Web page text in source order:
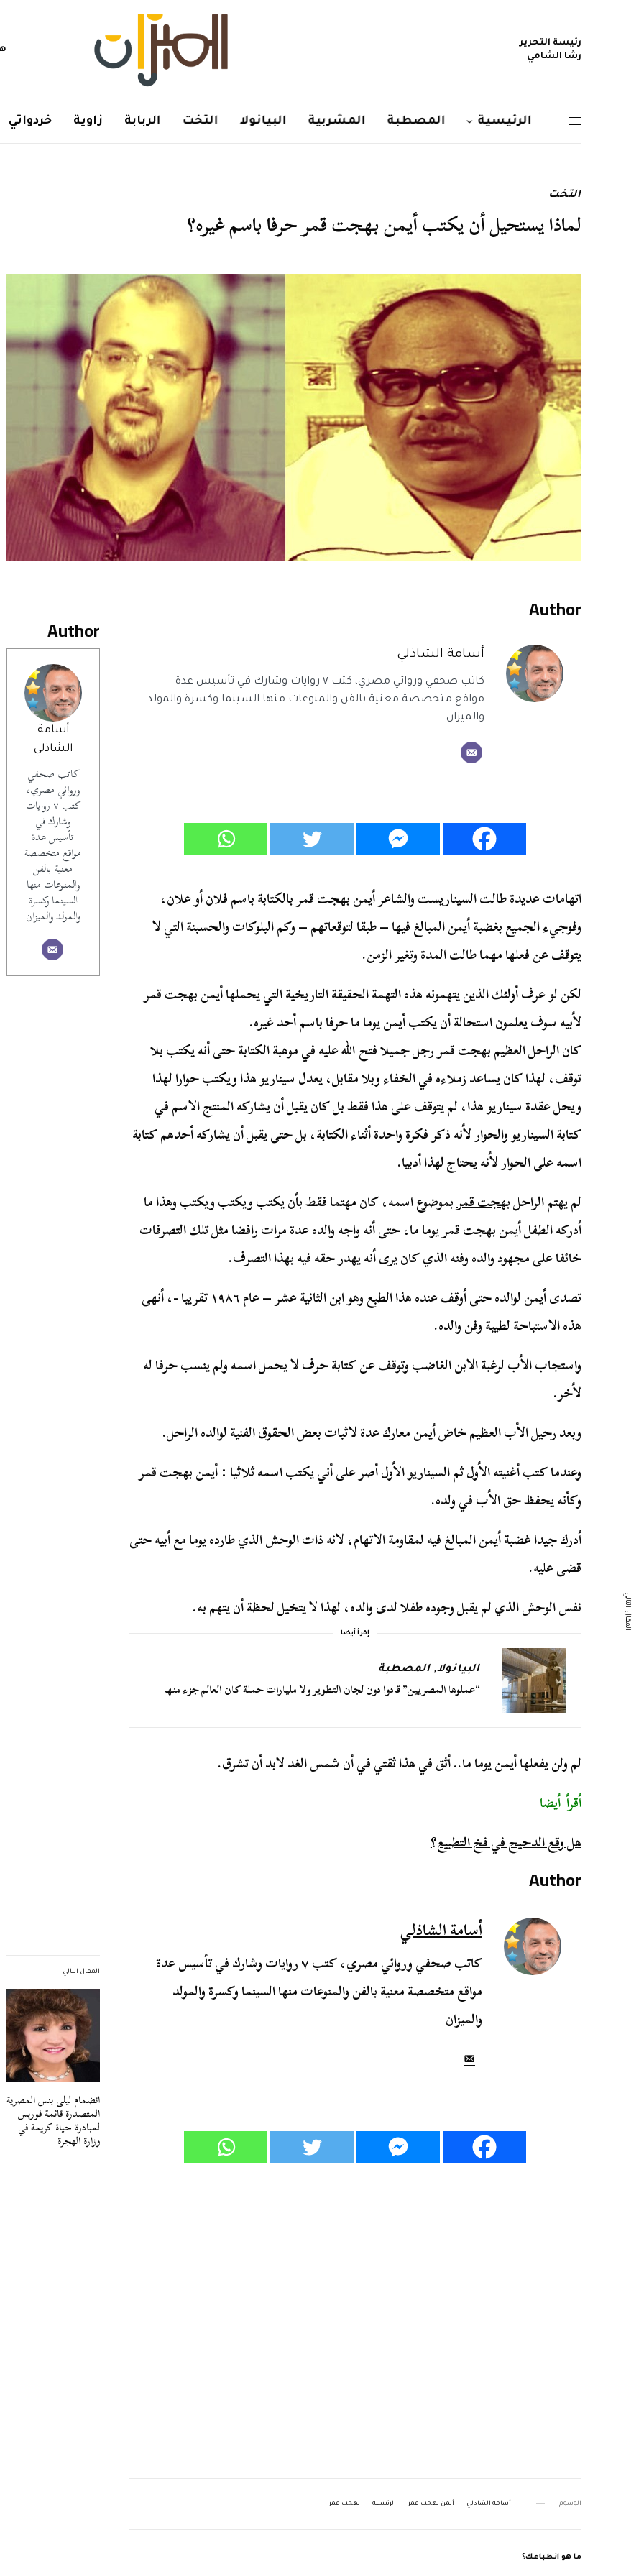
رئيسة التحرير
رشا الشامي
الرئيسية المصطبة المشربية البيانولا التخت الربابة زاوية خردواتي
التخت
لماذا يستحيل أن يكتب أيمن بهجت قمر حرفا باسم غيره؟
Author
أسامة
الشاذلي
كاتب صحفي
وروائي مصري،
كتب ٧ روايات
وشارك في
تأسيس عدة
مواقع متخصصة
معنية بالفن
والمنوعات منها
السينما وكسرة
والمولد والميزان
المقال التالي
انضمام ليلى بنس المصرية
المتصدرة قائمة فوربس
لمبادرة حياة كريمة في
وزارة الهجرة
Author
أسامة الشاذلي
كاتب صحفي وروائي مصري، كتب ٧ روايات وشارك في تأسيس عدة
مواقع متخصصة معنية بالفن والمنوعات منها السينما وكسرة والمولد
والميزان
اتهامات عديدة طالت السيناريست والشاعر أيمن بهجت قمر بالكتابة باسم فلان أو علان،
وفوجيء الجميع بغضبة أيمن المبالغ فيها – طبقا لتوقعاتهم – وكم البلوكات والحسبنة التي لا
يتوقف عن فعلها مهما طالت المدة وتغير الزمن.
لكن لو عرف أولئك الذين يتهمونه هذه التهمة الحقيقة التاريخية التي يحملها أيمن بهجت قمر
لأبيه سوف يعلمون استحالة أن يكتب أيمن يوما ما حرفا باسم أحد غيره.
كان الراحل العظيم بهجت قمر رجل جميلا فتح الله عليه في موهبة الكتابة حتى أنه يكتب بلا
توقف، لهذا كان يساعد زملاءه في الخفاء وبلا مقابل، يعدل سيناريو هذا ويكتب حوارا لهذا
ويحل عقدة سيناريو هذا، لم يتوقف على هذا فقط بل كان يقبل أن يشاركه المنتج الاسم في
كتابة السيناريو والحوار لأنه ذكر فكرة واحدة أثناء الكتابة، بل حتى يقبل أن يشاركه أحدهم كتابة
اسمه على الحوار لأنه يحتاج لهذا أدبيا.
لم يهتم الراحلبهجت قمربموضوع اسمه، كان مهتما فقط بأن يكتب ويكتب ويكتب وهذا ما
أدركه الطفل أيمن بهجت قمر يوما ما، حتى أنه واجه والده عدة مرات رافضا مثل تلك التصرفات
خائفا على مجهود والده وفنه الذي كان يرى أنه يهدر حقه فيه بهذا التصرف.
تصدى أيمن لوالده حتى أوقف عنده هذا الطبع وهو ابن الثانية عشر – عام ١٩٨٦ تقريبا -، أنهى
هذه الاستباحة لطيبة وفن والده.
واستجاب الأب لرغبة الابن الغاضب وتوقف عن كتابة حرف لا يحمل اسمه ولم ينسب حرفا له
لأخر.
وبعد رحيل الأب العظيم خاض أيمن معارك عدة لاثبات بعض الحقوق الفنية لوالده الراحل.
وعندما كتب أغنيته الأول ثم السيناريو الأول أصر على أني يكتب اسمه ثلاثيا : أيمن بهجت قمر
وكأنه يحفظ حق الأب في ولده.
أدرك جيدا غضبة أيمن المبالغ فيه لمقاومة الاتهام، لانه ذات الوحش الذي طارده يوما مع أبيه حتى
قضى عليه.
نفس الوحش الذي لم يقبل وجوده طفلا لدى والده، لهذا لا يتخيل لحظة أن يتهم به.
إقرأ أيضا
البيانولا,المصطبة
“عملوها المصريين” قادوا دون لجان التطوير ولا مليارات حملة كان العالم جزء منها
لم ولن يفعلها أيمن يوما ما.. أثق في هذا ثقتي في أن شمس الغد لابد أن تشرق.
أقرأ أيضا
هل وقع الدحيح في فخ التطبيع؟
Author
أسامة الشاذلي
كاتب صحفي وروائي مصري، كتب ٧ روايات وشارك في تأسيس عدة
مواقع متخصصة معنية بالفن والمنوعات منها السينما وكسرة والمولد
والميزان
الوسوم أسامة الشاذلي أيمن بهجت قمر الرئيسية بهجت قمر
ما هو انطباعك؟
المقال التالي